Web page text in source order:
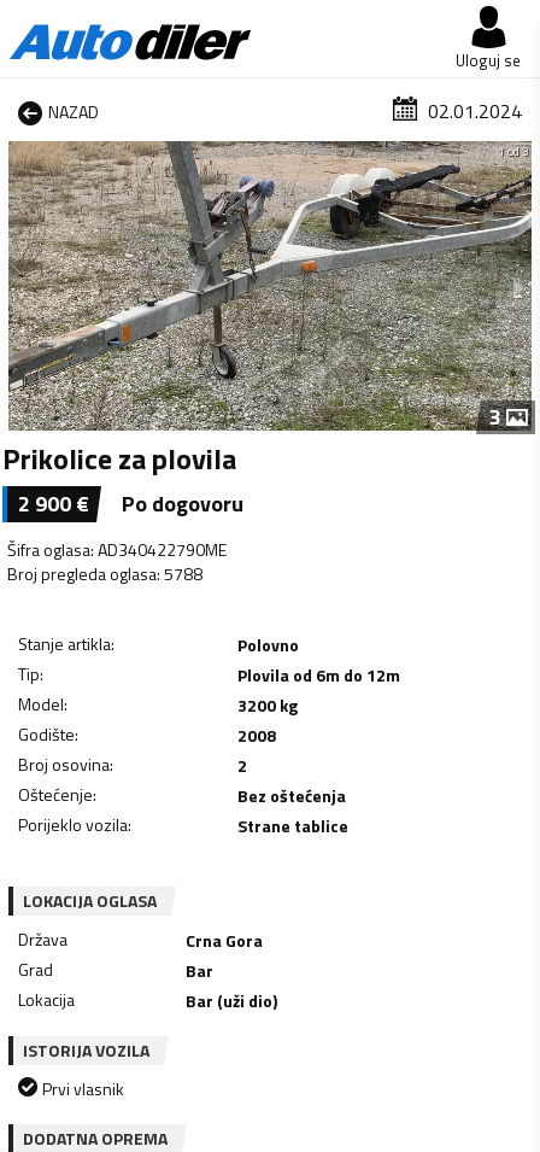
Uloguj se
NAZAD 02.01.2024
1 od 3
3
Prikolice za plovila
2 900€ Po dogovoru
Šifra oglasa:AD340422790ME
Broj pregleda oglasa:5788
Stanje artikla:
Polovno
Tip:
Plovila od 6m do 12m
Model:
3200 kg
Godište:
2008
Broj osovina:
2
Oštećenje:
Bez oštećenja
Porijeklo vozila: Strane tablice
LOKACIJA OGLASA
Država
Crna Gora
Grad
Bar
Lokacija
Bar (uži dio)
ISTORIJA VOZILA
Prvi vlasnik
DODATNA OPREMA